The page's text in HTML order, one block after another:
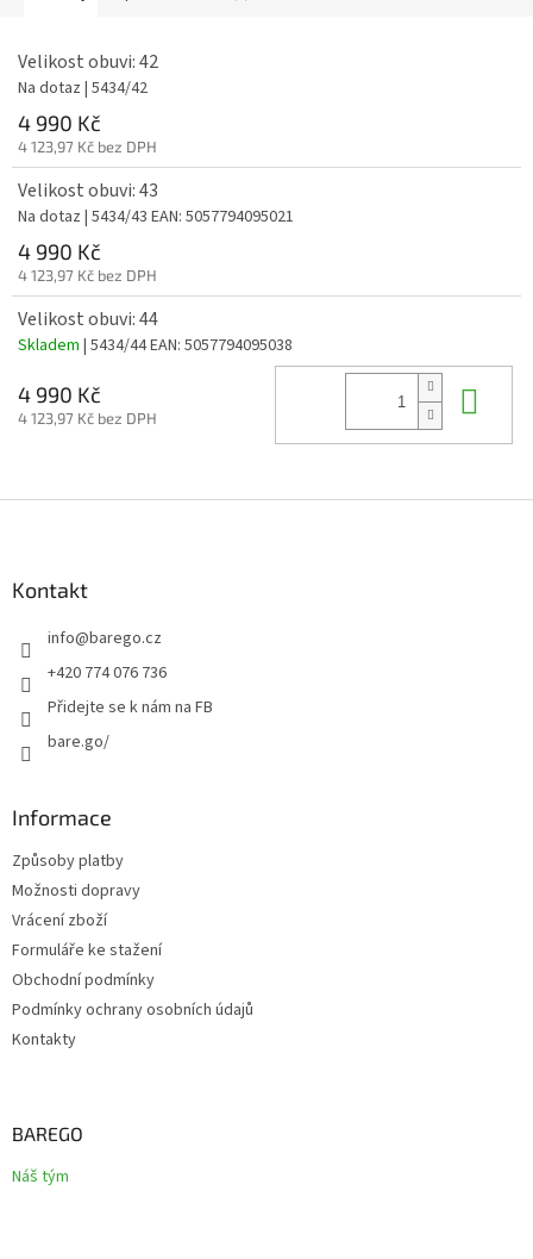
Velikost obuvi: 42
Na dotaz | 5434/42
4 990 Kč
4 123,97 Kč bez DPH
Velikost obuvi: 43
Na dotaz | 5434/43 EAN: 5057794095021
4 990 Kč
4 123,97 Kč bez DPH
Velikost obuvi: 44
Skladem | 5434/44EAN: 5057794095038
4 990 Kč
4 123,97 Kč bez DPH
Kontakt
info@barego.cz
+420 774 076 736
Přidejte se k nám na FB
bare.go/
Informace
Způsoby platby
Možnosti dopravy
Vrácení zboží
Formuláře ke stažení
Obchodní podmínky
Podmínky ochrany osobních údajů
Kontakty
BAREGO
Náš tým